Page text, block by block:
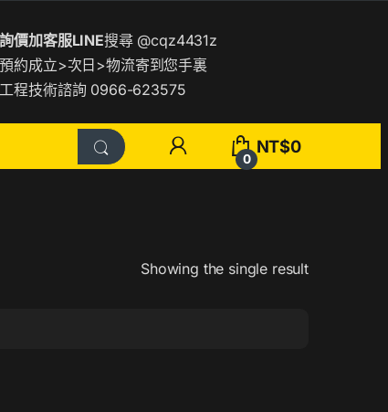
詢價加客服LINE搜尋 @cqz4431z
預約成立>次日>物流寄到您手裏
工程技術諮詢 0966-623575
0
NT$0
Showing the single result